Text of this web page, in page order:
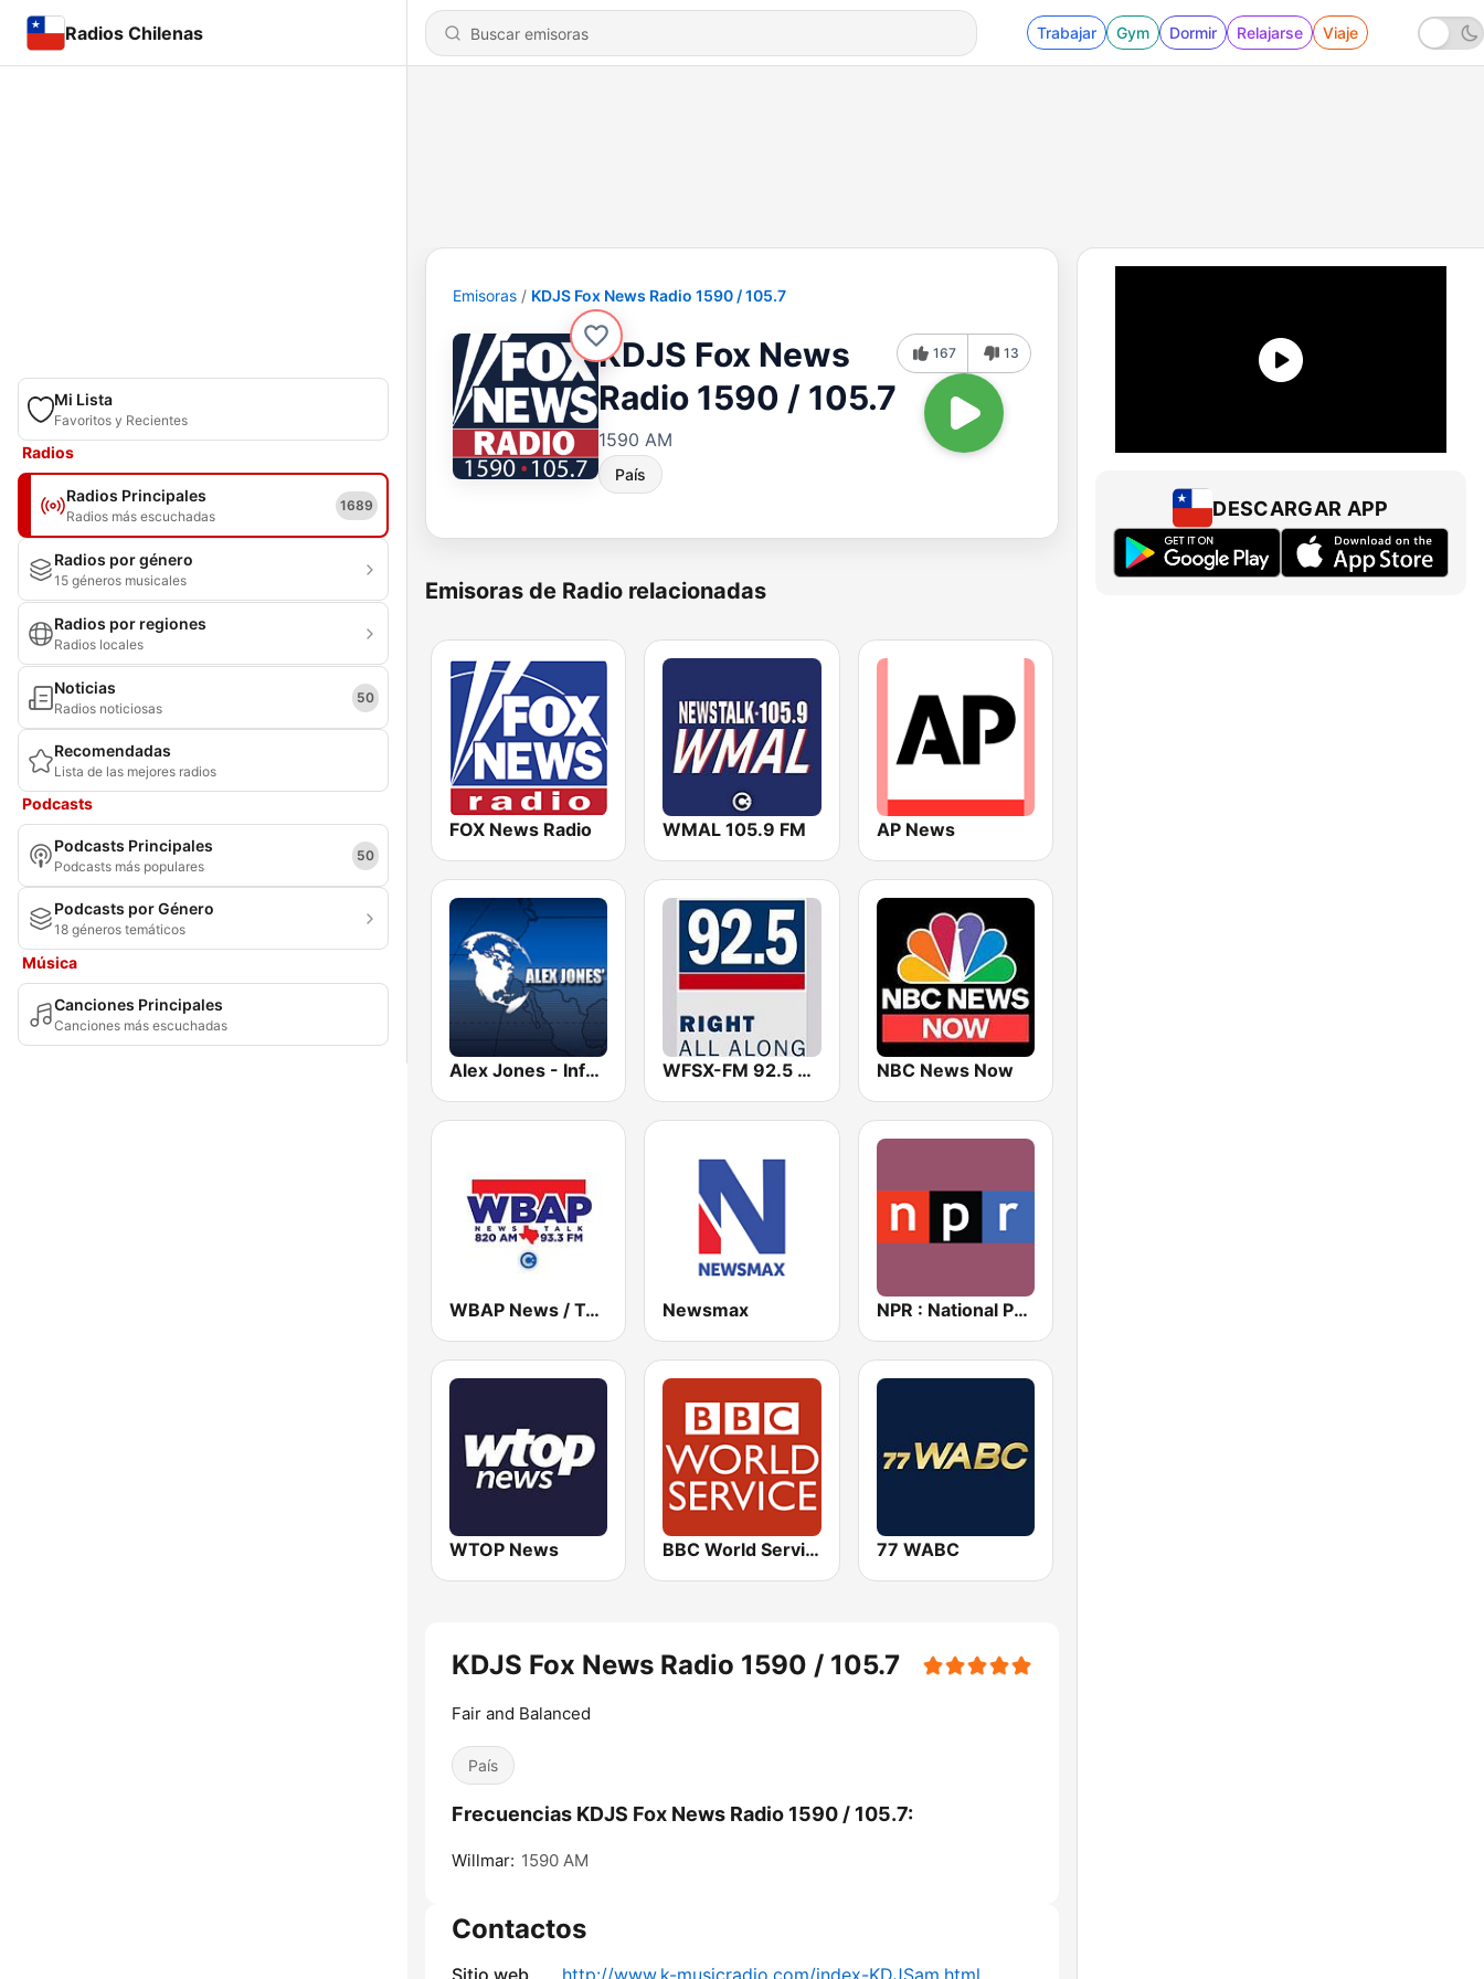
Radios Chilenas Trabajar Gym Dormir Relajarse Viaje
Mi Lista
Favoritos y Recientes
Radios
Radios Principales
Radios más escuchadas
1689
Radios por género
15 géneros musicales
Radios por regiones
Radios locales
Noticias
Radios noticiosas
50
Recomendadas
Lista de las mejores radios
Podcasts
Podcasts Principales
Podcasts más populares
50
Podcasts por Género
18 géneros temáticos
Música
Canciones Principales
Canciones más escuchadas
Emisoras KDJS Fox News Radio 1590 / 105.7
KDJS Fox News
Radio 1590 / 105.7
1590 AM
País
167 13
Emisoras de Radio relacionadas
FOX News Radio WMAL 105.9 FM AP News
Alex Jones - Infowars.com WFSX-FM 92.5 Right All Along (US Only) NBC News Now
WBAP News / Talk 820 AM and 96.7 FM Newsmax NPR : National Public Radio
WTOP News BBC World Service 77 WABC
KDJS Fox News Radio 1590 / 105.7
Fair and Balanced
País
Frecuencias KDJS Fox News Radio 1590 / 105.7:
Willmar: 1590 AM
Contactos
DESCARGAR APP